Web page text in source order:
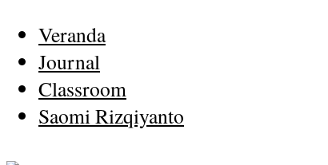
Veranda
Journal
Classroom
Saomi Rizqiyanto